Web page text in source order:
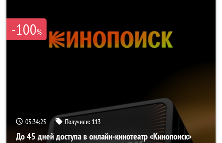
-100%
05:34:25 Получили: 113
До 45 дней доступа в онлайн-кинотеатр «Кинопоиск»